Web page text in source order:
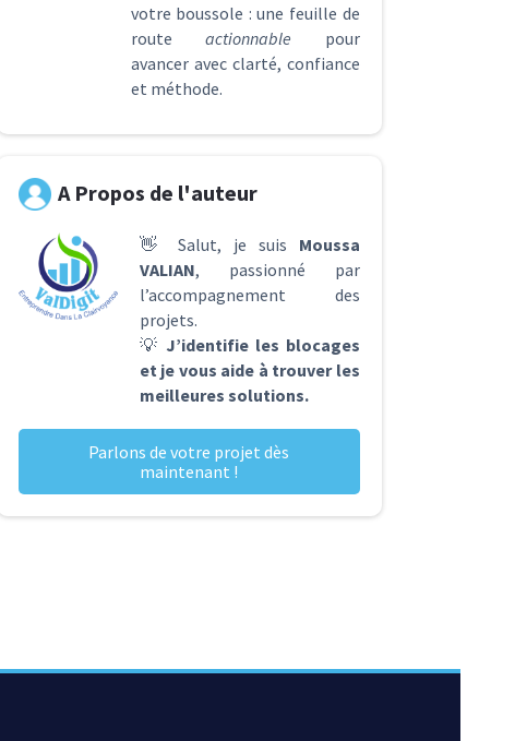
votre boussole : une feuille de
routeactionnable pour
avancer avec clarté, confiance
et méthode.
A Propos de l'auteur
👋 Salut, je suis Moussa
VALIAN, passionné par
l’accompagnement des
projets.
💡 J’identifie les blocages
et je vous aide à trouver les
meilleures solutions.
Parlons de votre projet dès
maintenant !